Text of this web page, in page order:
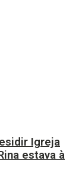
Igreja
estava à